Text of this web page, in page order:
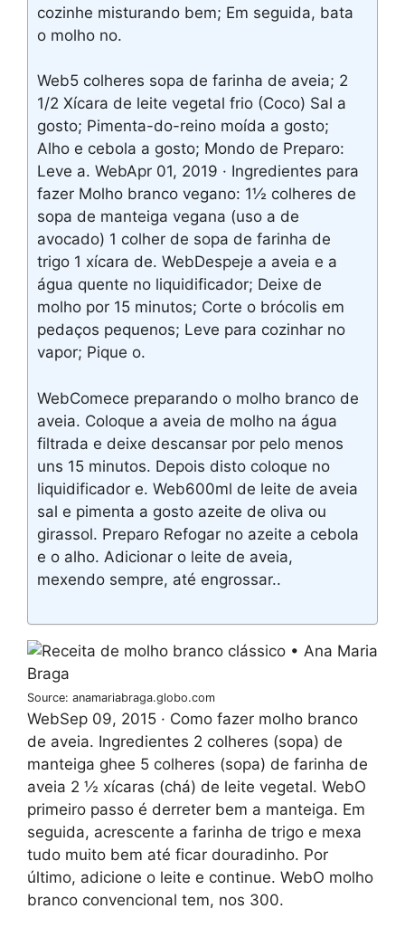
cozinhe misturando bem; Em seguida, bata
o molho no.
Web5 colheres sopa de farinha de aveia; 2
1/2 Xícara de leite vegetal frio (Coco) Sal a
gosto; Pimenta-do-reino moída a gosto;
Alho e cebola a gosto; Mondo de Preparo:
Leve a. WebApr 01, 2019 · Ingredientes para
fazer Molho branco vegano: 1½ colheres de
sopa de manteiga vegana (uso a de
avocado) 1 colher de sopa de farinha de
trigo 1 xícara de. WebDespeje a aveia e a
água quente no liquidificador; Deixe de
molho por 15 minutos; Corte o brócolis em
pedaços pequenos; Leve para cozinhar no
vapor; Pique o.
WebComece preparando o molho branco de
aveia. Coloque a aveia de molho na água
filtrada e deixe descansar por pelo menos
uns 15 minutos. Depois disto coloque no
liquidificador e. Web600ml de leite de aveia
sal e pimenta a gosto azeite de oliva ou
girassol. Preparo Refogar no azeite a cebola
e o alho. Adicionar o leite de aveia,
mexendo sempre, até engrossar..
Source: anamariabraga.globo.com
WebSep 09, 2015 · Como fazer molho branco
de aveia. Ingredientes 2 colheres (sopa) de
manteiga ghee 5 colheres (sopa) de farinha de
aveia 2 ½ xícaras (chá) de leite vegetal. WebO
primeiro passo é derreter bem a manteiga. Em
seguida, acrescente a farinha de trigo e mexa
tudo muito bem até ficar douradinho. Por
último, adicione o leite e continue. WebO molho
branco convencional tem, nos 300.